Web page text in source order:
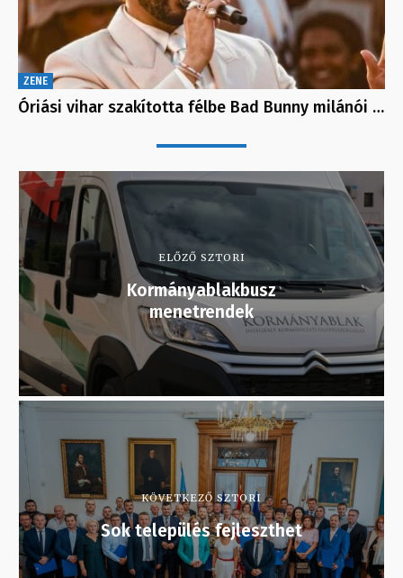
ZENE
Óriási vihar szakította félbe Bad Bunny milánói …
ELŐZŐ SZTORI
Kormányablakbusz
menetrendek
KÖVETKEZŐ SZTORI
Sok település fejleszthet